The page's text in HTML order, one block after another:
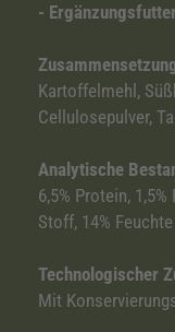
-
Kartoffelmehl,
Cellulosepulver,
Analytische
6,5% Protein,
Stoff, 14% Feuchte
Technologischer
Mit